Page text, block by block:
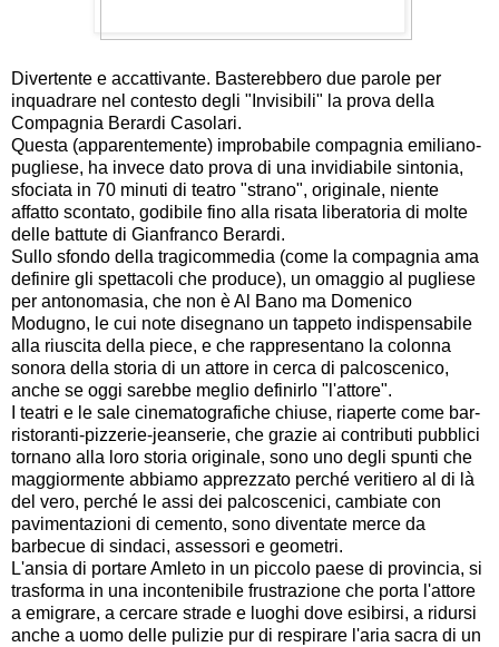
Divertente e accattivante. Basterebbero due parole per
inquadrare nel contesto degli "Invisibili" la prova della
Compagnia Berardi Casolari.
Questa (apparentemente) improbabile compagnia emiliano-
pugliese, ha invece dato prova di una invidiabile sintonia,
sfociata in 70 minuti di teatro "strano", originale, niente
affatto scontato, godibile fino alla risata liberatoria di molte
delle battute di Gianfranco Berardi.
Sullo sfondo della tragicommedia (come la compagnia ama
definire gli spettacoli che produce), un omaggio al pugliese
per antonomasia, che non è Al Bano ma Domenico
Modugno, le cui note disegnano un tappeto indispensabile
alla riuscita della piece, e che rappresentano la colonna
sonora della storia di un attore in cerca di palcoscenico,
anche se oggi sarebbe meglio definirlo "l'attore".
I teatri e le sale cinematografiche chiuse, riaperte come bar-
ristoranti-pizzerie-jeanserie, che grazie ai contributi pubblici
tornano alla loro storia originale, sono uno degli spunti che
maggiormente abbiamo apprezzato perché veritiero al di là
del vero, perché le assi dei palcoscenici, cambiate con
pavimentazioni di cemento, sono diventate merce da
barbecue di sindaci, assessori e geometri.
L'ansia di portare Amleto in un piccolo paese di provincia, si
trasforma in una incontenibile frustrazione che porta l'attore
a emigrare, a cercare strade e luoghi dove esibirsi, a ridursi
anche a uomo delle pulizie pur di respirare l'aria sacra di un